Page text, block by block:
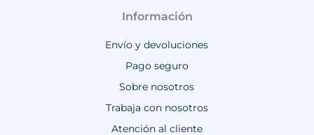
Información
Envío y devoluciones
Pago seguro
Sobre nosotros
Trabaja con nosotros
Atención al cliente